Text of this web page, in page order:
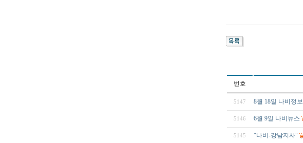
번호
5147 8월 18일 나비정보
5146 6월 9일 나비뉴스
5145 "나비-강남지사"